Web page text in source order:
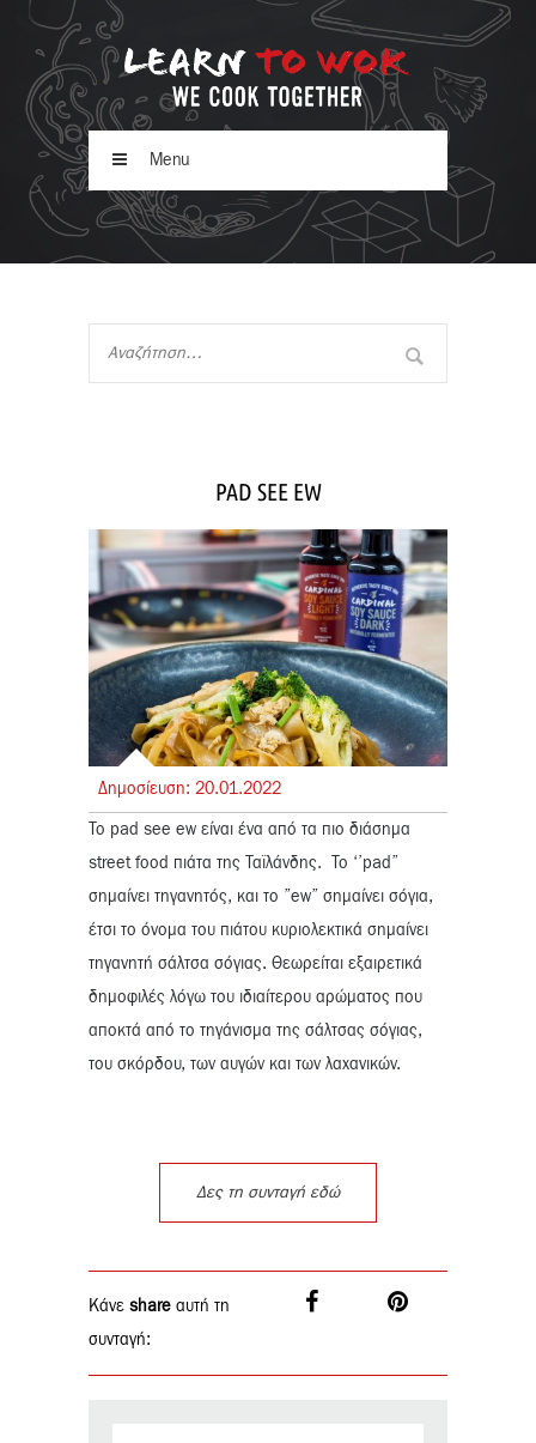
Menu
PAD SEE EW
Δημοσίευση: 20.01.2022
To pad see ew είναι ένα από τα πιο διάσημα
street food πιάτα της Ταϊλάνδης. To ‘’pad”
σημαίνει τηγανητός, και το ”ew” σημαίνει σόγια,
έτσι το όνομα του πιάτου κυριολεκτικά σημαίνει
τηγανητή σάλτσα σόγιας. Θεωρείται εξαιρετικά
δημοφιλές λόγω του ιδιαίτερου αρώματος που
αποκτά από το τηγάνισμα της σάλτσας σόγιας,
του σκόρδου, των αυγών και των λαχανικών.
Δες τη συνταγή εδώ
Κάνε share αυτή τη
συνταγή: